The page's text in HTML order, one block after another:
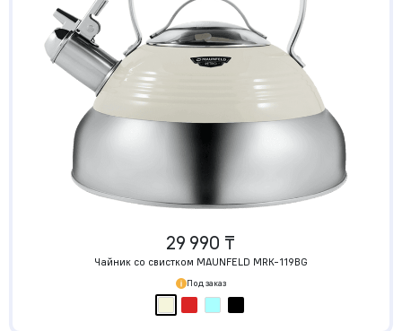
29 990 ₸
Чайник со свистком MAUNFELD MRK-119BG
Под заказ